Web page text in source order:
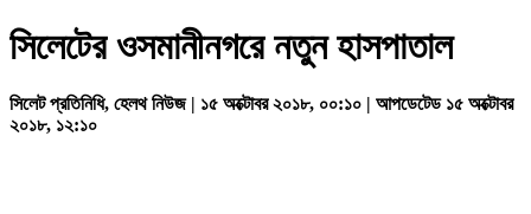
সিলেটের ওসমানীনগরে নতুন হাসপাতাল
সিলেট প্রতিনিধি, হেলথ নিউজ | ১৫ অক্টোবর ২০১৮, ০০:১০ | আপডেটেড ১৫ অক্টোবর
২০১৮, ১২:১০